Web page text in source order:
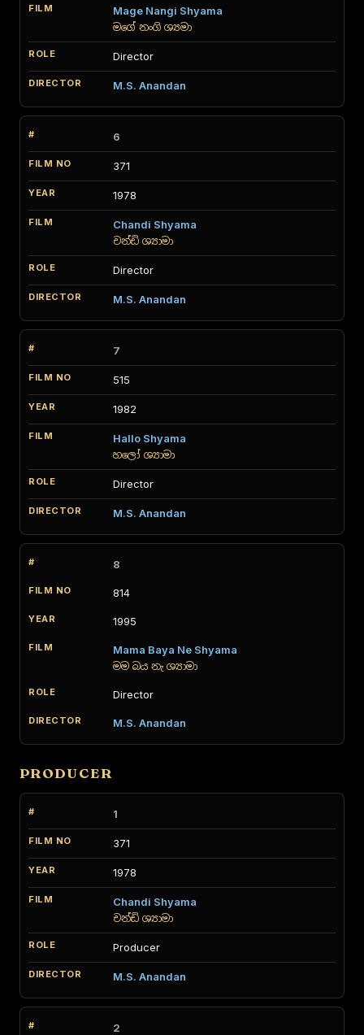
Mage Nangi Shyama
මගේ නංගි ශ්‍යමා
Director
M.S. Anandan
6
371
1978
Chandi Shyama
චන්ඩි ශ්‍යාමා
Director
M.S. Anandan
7
515
1982
Hallo Shyama
හලෝ ශ්‍යාමා
Director
M.S. Anandan
8
814
1995
Mama Baya Ne Shyama
මම බය නැ ශ්‍යාමා
Director
M.S. Anandan
PRODUCER
1
371
1978
Chandi Shyama
චන්ඩි ශ්‍යාමා
Producer
M.S. Anandan
2